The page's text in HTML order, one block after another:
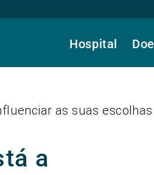
Hospital
as suas
a